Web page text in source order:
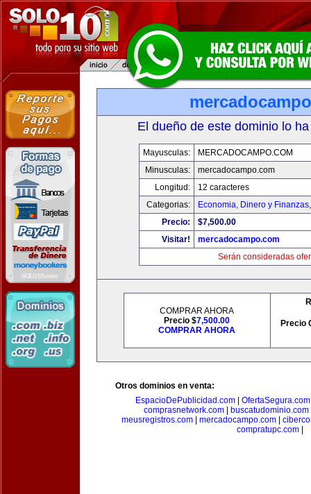
El dueño de este dominio lo
Mayusculas:
MERCADOCAMPO.COM
Minusculas:
mercadocampo.com
Longitud:
12 caracteres
Categorias:
Economia, Dinero y Finanzas
Precio:
$7,500.00
Visitar!
mercadocampo.com
Serán consideradas
COMPRAR AHORA
Precio $7,500.00
COMPRAR AHORA
Precio
Otros dominios en venta:
EspacioDePublicidad.com| OfertaSegura.com
comprasnetwork.com
buscatudominio.com
meusregistros.com| mercadocampo.com|
compratupc.com